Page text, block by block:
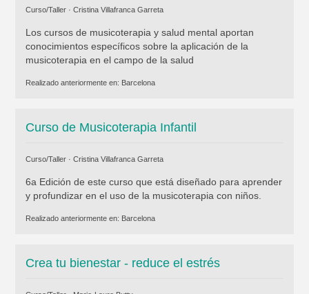
Curso/Taller · Cristina Villafranca Garreta
Los cursos de musicoterapia y salud mental aportan
conocimientos específicos sobre la aplicación de la
musicoterapia en el campo de la salud
Realizado anteriormente en: Barcelona
Curso de Musicoterapia Infantil
Curso/Taller · Cristina Villafranca Garreta
6a Edición de este curso que está diseñado para aprender
y profundizar en el uso de la musicoterapia con niños.
Realizado anteriormente en: Barcelona
Crea tu bienestar - reduce el estrés